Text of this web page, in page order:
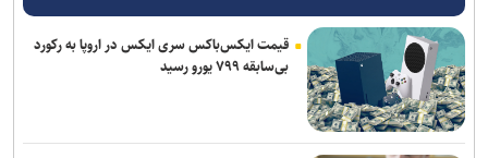
قیمت ایکس‌باکس سری ایکس در اروپا به رکورد
بی‌سابقه ۷۹۹ یورو رسید